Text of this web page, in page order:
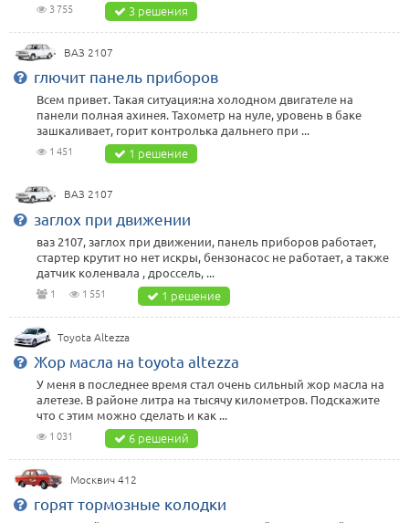
3 755 3 решения
ВАЗ 2107
глючит панель приборов
Всем привет. Такая ситуация:на холодном двигателе на
панели полная ахинея. Тахометр на нуле, уровень в баке
зашкаливает, горит контролька дальнего при ...
1 451 1 решение
ВАЗ 2107
заглох при движении
ваз 2107, заглох при движении, панель приборов работает,
стартер крутит но нет искры, бензонасос не работает, а также
датчик коленвала , дроссель, ...
1 1 551 1 решение
Toyota Altezza
Жор масла на toyota altezza
У меня в последнее время стал очень сильный жор масла на
алетезе. В районе литра на тысячу километров. Подскажите
что с этим можно сделать и как ...
1 031 6 решений
Москвич 412
горят тормозные колодки